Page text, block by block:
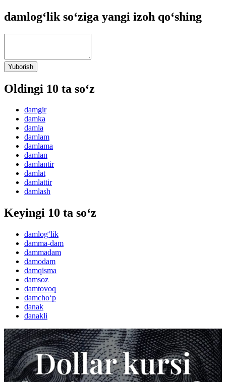
damlog‘lik so‘ziga yangi izoh qo‘shing
Yuborish
Oldingi 10 ta so‘z
damgir
damka
damla
damlam
damlama
damlan
damlantir
damlat
damlattir
damlash
Keyingi 10 ta so‘z
damlog‘lik
damma-dam
dammadam
damodam
damqisma
damsoz
damtovoq
damcho‘p
danak
danakli